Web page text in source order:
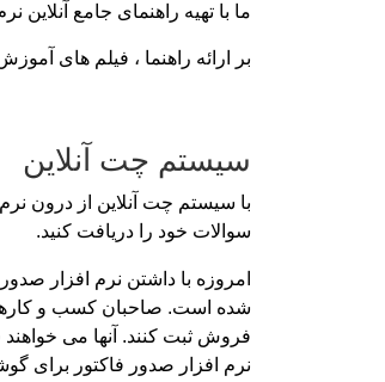
ما با تهیه راهنمای جامع
بر ارائه راهنما ، فیلم های
سیستم چت آنلاین
با سیستم چت آنلاین از درون
سوالات خود را دریافت کنید.
امروزه با داشتن نرم افزار
شده است. صاحبان کسب و کارهای
فروش ثبت کنند. آنها می خواهند
نرم افزار صدور فاکتور برای